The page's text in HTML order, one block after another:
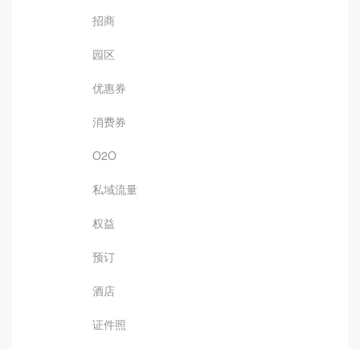
招商
园区
优惠券
消费券
O2O
私域流量
权益
预订
酒店
证件照